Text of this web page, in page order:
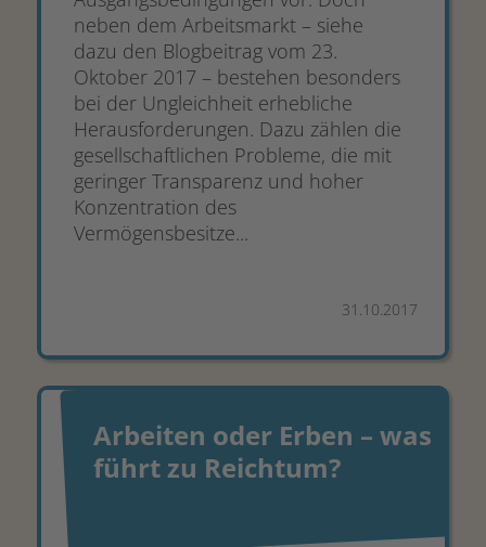
neben dem Arbeitsmarkt – siehe
dazu den Blogbeitrag vom 23.
Oktober 2017 – bestehen besonders
bei der Ungleichheit erhebliche
Herausforderungen. Dazu zählen die
gesellschaftlichen Probleme, die mit
geringer Transparenz und hoher
Konzentration des
Vermögensbesitze...
31.10.2017
Arbeiten oder Erben – was
führt zu Reichtum?